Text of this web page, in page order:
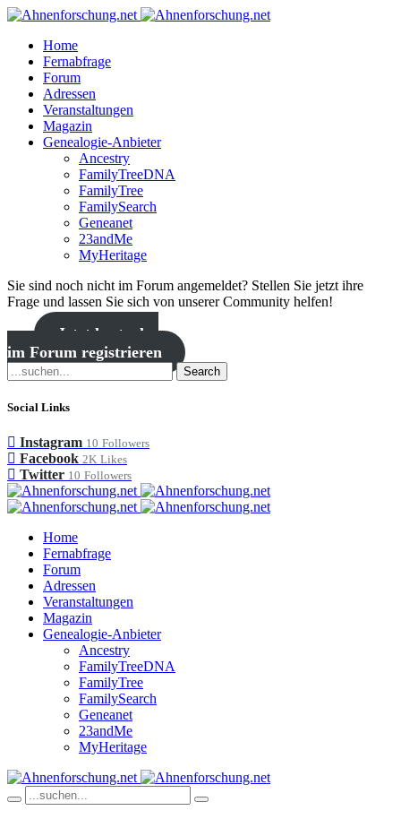
Home
Fernabfrage
Forum
Adressen
Veranstaltungen
Magazin
Genealogie-Anbieter
Ancestry
FamilyTreeDNA
FamilyTree
FamilySearch
Geneanet
23andMe
MyHeritage
Sie sind noch nicht im Forum angemeldet? Stellen Sie jetzt ihre
Frage und lassen Sie sich von unserer Community helfen!
Jetzt kostenlos
im Forum registrieren
Search
Social Links
Instagram 10 Followers
Facebook 2K Likes
Twitter 10 Followers
Home
Fernabfrage
Forum
Adressen
Veranstaltungen
Magazin
Genealogie-Anbieter
Ancestry
FamilyTreeDNA
FamilyTree
FamilySearch
Geneanet
23andMe
MyHeritage